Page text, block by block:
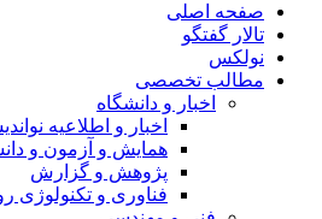
صفحه اصلی
تالار گفتگو
نولکس
مطالب تخصصی
اخبار و دانشگاه
اخبار و اطلاعیه نواندیشان
همایش و آزمون و دانشگاه
پژوهش و گزارش
فناوری و تکنولوژی روز